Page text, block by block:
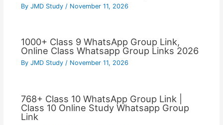
By JMD Study / November 11, 2026
1000+ Class 9 WhatsApp Group Link,
Online Class Whatsapp Group Links 2026
By JMD Study / November 11, 2026
768+ Class 10 WhatsApp Group Link |
Class 10 Online Study Whatsapp Group
Link